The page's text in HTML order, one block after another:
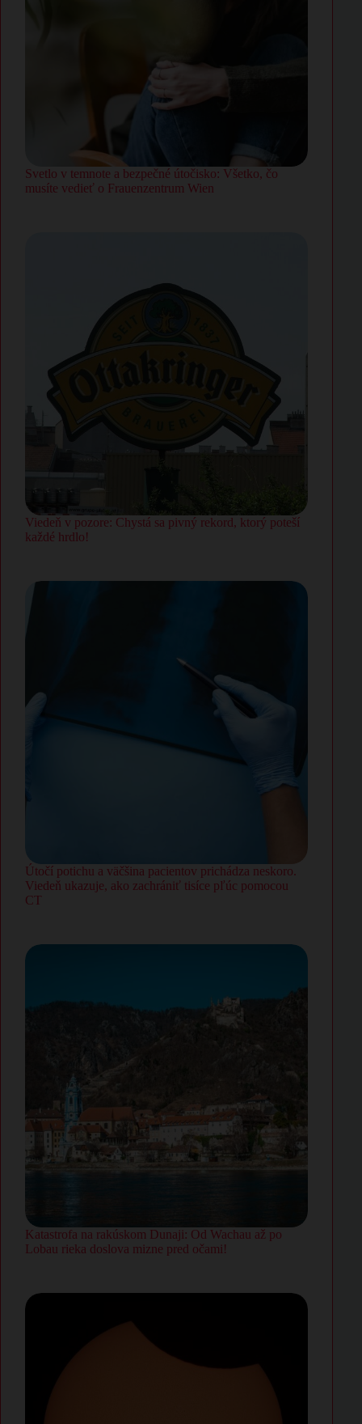
Svetlo v temnote a bezpečné útočisko: Všetko, čo
musíte vedieť o Frauenzentrum Wien
Viedeň v pozore: Chystá sa pivný rekord, ktorý poteší
každé hrdlo!
Útočí potichu a väčšina pacientov prichádza neskoro.
Viedeň ukazuje, ako zachrániť tisíce pľúc pomocou
CT
Katastrofa na rakúskom Dunaji: Od Wachau až po
Lobau rieka doslova mizne pred očami!